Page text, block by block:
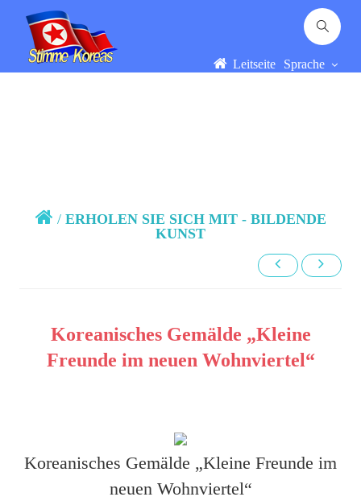
Leitseite Sprache
/ ERHOLEN SIE SICH MIT - BILDENDE
KUNST
Koreanisches Gemälde „Kleine
Freunde im neuen Wohnviertel“
Koreanisches Gemälde „Kleine Freunde im
neuen Wohnviertel“